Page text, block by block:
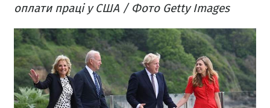
оплати праці у США / Фото Getty Images